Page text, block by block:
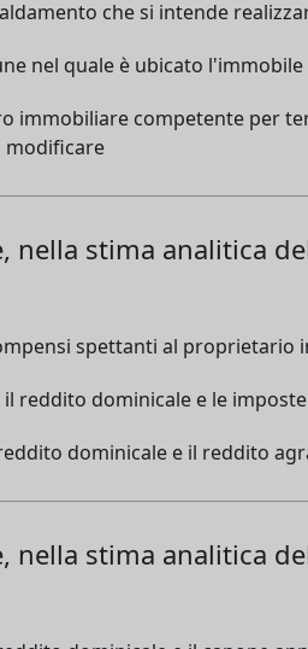
che si intende
nel quale è ubicato
immobiliare competente per
modificare
nella stima analitica
spettanti al proprietario
reddito dominicale e le imposte
dominicale e il reddito
nella stima analitica